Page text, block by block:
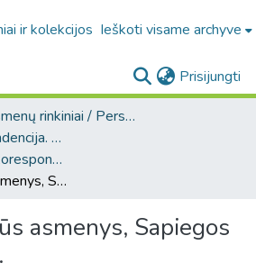
ir kolekcijos Ieškoti visame archyve
Prisijungti
5.2. Asmenų rinkiniai / Personal collections
Sapiegų korespondencija. F139
Laiškai (Sapiegų korespondencija. F139)
Laiškai / Įvairūs asmenys, Sapiegos - Sapiegoms.
asmenys, Sapiegos